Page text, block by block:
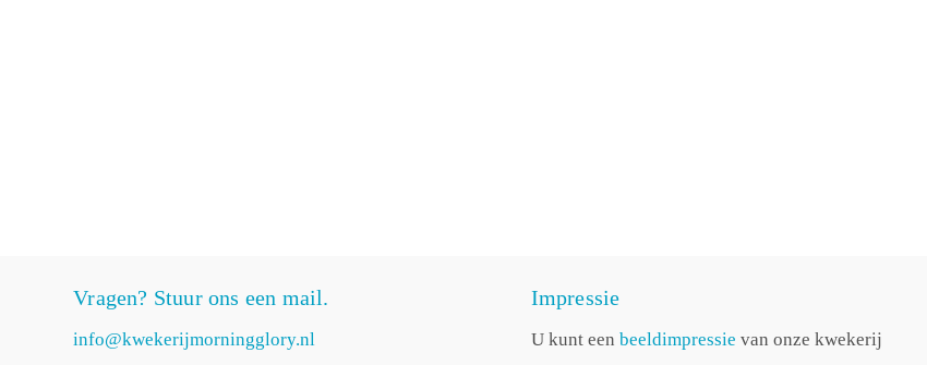
Vragen? Stuur ons een mail.
info@kwekerijmorningglory.nl
Impressie
U kunt een beeldimpressie van onze kwekerij